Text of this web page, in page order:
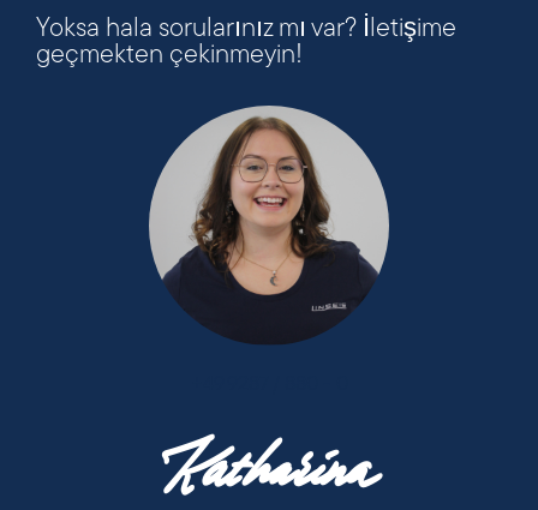
Yoksa hala sorularınız mı var? İletişime
geçmekten çekinmeyin!
Katharina